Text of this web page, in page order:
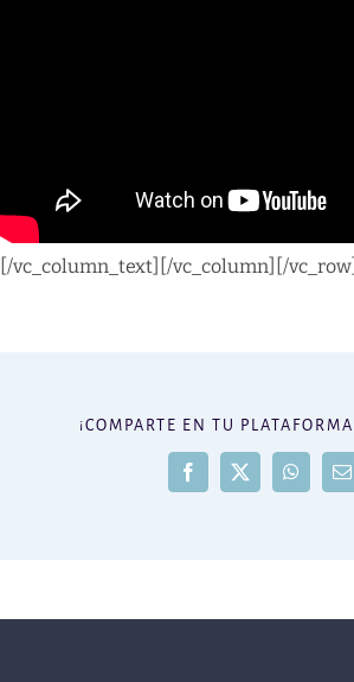
[/vc_column_text][/vc_column][/vc_row]
¡COMPARTE EN TU
Facebook
X